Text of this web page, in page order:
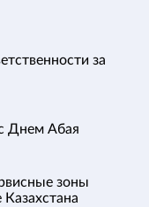
за
Днем Абая
зоны